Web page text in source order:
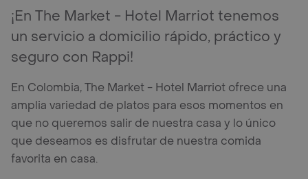
¡En The Market - Hotel Marriot tenemos
un servicio a domicilio rápido, práctico y
seguro con Rappi!
En Colombia, The Market - Hotel Marriot ofrece una
amplia variedad de platos para esos momentos en
que no queremos salir de nuestra casa y lo único
que deseamos es disfrutar de nuestra comida
favorita en casa.